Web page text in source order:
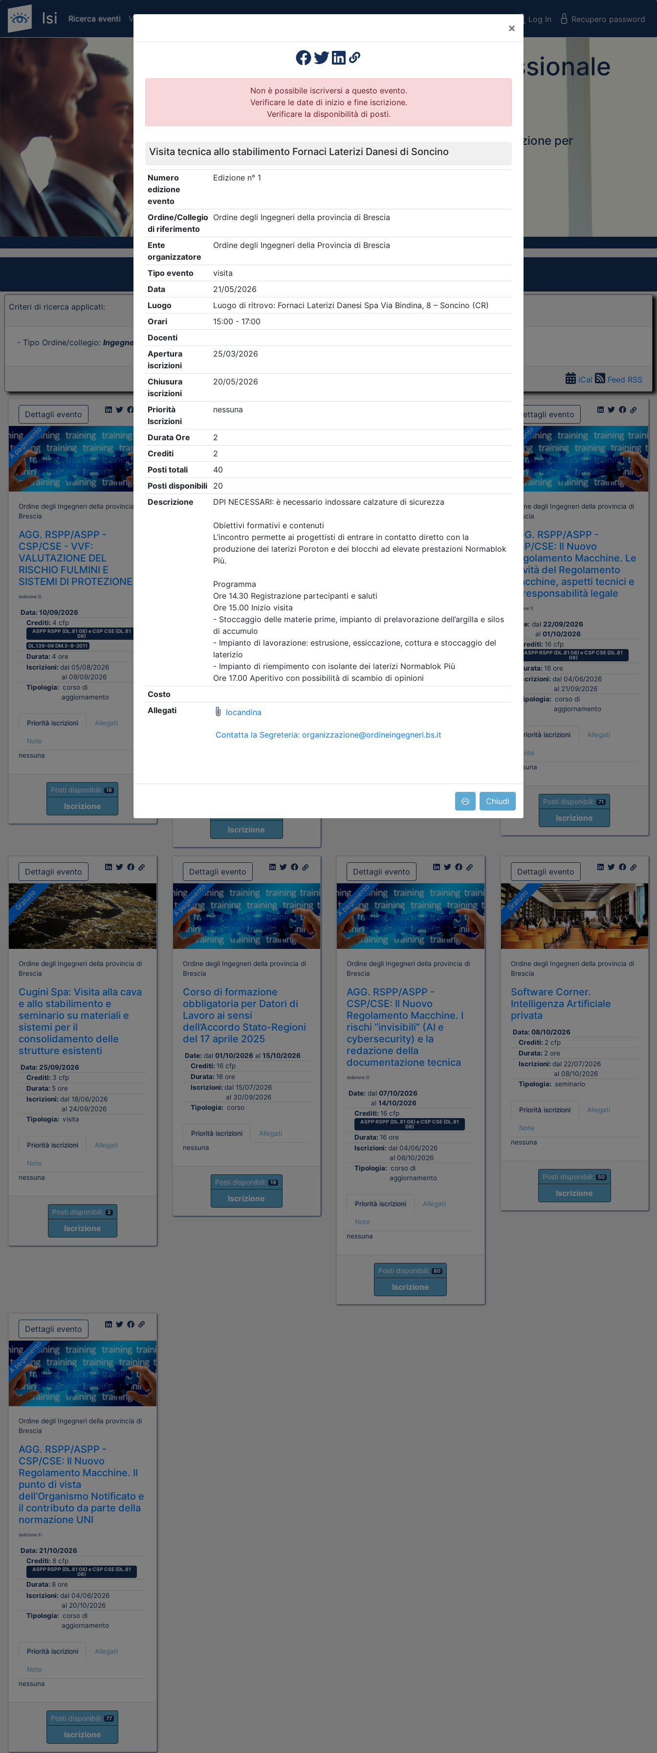
×
Chiudi
Ricerca eventi Verifica attestato di presenza Log In Recupero password
Formazione Professionale
Continua
Il portale della formazione per
Ordini e Collegi
Previous
Clicca qui - espandi la sezione dei filtri ricerca eventi
Criteri di ricerca applicati:
- Tipo Ordine/collegio: Ingegneri - Ordine:Brescia
iCal Feed RSS
Dettagli evento
A pagamento
Ordine degli Ingegneri della provincia di
Brescia
AGG. RSPP/ASPP -
CSP/CSE - VVF:
VALUTAZIONE DEL
RISCHIO FULMINI E
SISTEMI DI PROTEZIONE
(edizione 2)
Data: 10/09/2026
Crediti: 4 cfp
ASPP RSPP (DL.81 08) e CSP CSE (DL.81
08)
DL.139-06 DM.5-8-2011
Durata: 4 ore
Iscrizioni: dal 05/08/2026
al 09/09/2026
Tipologia: corso di
aggiornamento
Priorità iscrizioni Allegati
Note
nessuna
Posti disponibili: 18
Iscrizione
Dettagli evento
Gratuito
Ordine degli Ingegneri della provincia di
Rinforzo strutturale e
messa in sicurezza sismica
di capannoni prefabbricati
serbatoi: criteri di analisi,
progettazione e intervento
16/09/2026
Crediti:3 cfp
Durata:3 ore FAD Streaming
Iscrizioni:dal 23/07/2026
al 15/09/2026
Tipologia:
seminario
Priorità iscrizioni Allegati
organizzatore
Iscrizione
Gratuito
Ordine degli Ingegneri della provincia di
INTERSEZIONI A
ROTATORIA: GEOMETRIA,
Data:17/09/2026
Durata:4 ore
al 17/09/2026
Priorità iscrizioni Allegati
Dettagli evento
A pagamento
Ordine degli Ingegneri della provincia di
Brescia
AGG. RSPP/ASPP -
CSP/CSE: Il Nuovo
Regolamento Macchine. Le
novità del Regolamento
macchine, aspetti tecnici e
di responsabilità legale
(edizione 1)
Date: dal 22/09/2026
al 01/10/2026
Crediti: 16 cfp
ASPP RSPP (DL.81 08) e CSP CSE (DL.81
08)
Durata: 16 ore
Iscrizioni: dal 04/06/2026
al 21/09/2026
Tipologia: corso di
aggiornamento
Priorità iscrizioni Allegati
Note
nessuna
Posti disponibili: 71
Iscrizione
Dettagli evento
Gratuito
Ordine degli Ingegneri della provincia di
Brescia
Cugini Spa: Visita alla cava
e allo stabilimento e
seminario su materiali e
sistemi per il
consolidamento delle
strutture esistenti
Data: 25/09/2026
Crediti: 3 cfp
Durata: 5 ore
Iscrizioni: dal 18/06/2026
al 24/09/2026
Tipologia: visita
Priorità iscrizioni Allegati
Note
nessuna
Posti disponibili: 2
Iscrizione
Dettagli evento
A pagamento
Ordine degli Ingegneri della provincia di
Brescia
Corso di formazione
obbligatoria per Datori di
Lavoro ai sensi
dell’Accordo Stato-Regioni
del 17 aprile 2025
Date: dal 01/10/2026al 15/10/2026
Crediti: 16 cfp
Durata: 16 ore
Iscrizioni: dal 15/07/2026
al 30/09/2026
Tipologia: corso
Priorità iscrizioni
Allegati
nessuna
Posti disponibili: 19
Iscrizione
Dettagli evento
A pagamento
Ordine degli Ingegneri della provincia di
Brescia
AGG. RSPP/ASPP -
CSP/CSE: Il Nuovo
Regolamento Macchine. I
rischi “invisibili” (AI e
cybersecurity) e la
redazione della
documentazione tecnica
(edizione 2)
Date: dal 07/10/2026
al14/10/2026
Crediti: 16 cfp
ASPP RSPP (DL.81 08) e CSP CSE (DL.81
08)
Durata: 16 ore
Iscrizioni: dal 04/06/2026
al 06/10/2026
Tipologia: corso di
aggiornamento
Priorità iscrizioni Allegati
Note
nessuna
Posti disponibili: 80
Iscrizione
Dettagli evento
Gratuito
Ordine degli Ingegneri della provincia di
Brescia
Software Corner.
Intelligenza Artificiale
privata
Data: 08/10/2026
Crediti: 2 cfp
Durata: 2 ore
Iscrizioni: dal 22/07/2026
al 08/10/2026
Tipologia: seminario
Priorità iscrizioni Allegati
Note
nessuna
Posti disponibili: 50
Iscrizione
Dettagli evento
A pagamento
Ordine degli Ingegneri della provincia di
Brescia
AGG. RSPP/ASPP -
CSP/CSE: Il Nuovo
Regolamento Macchine. Il
punto di vista
dell’Organismo Notificato e
il contributo da parte della
normazione UNI
(edizione 3)
Data: 21/10/2026
Crediti: 8 cfp
ASPP RSPP (DL.81 08) e CSP CSE (DL.81
08)
Durata: 8 ore
Iscrizioni: dal 04/06/2026
al 20/10/2026
Tipologia: corso di
aggiornamento
Priorità iscrizioni Allegati
Note
nessuna
Posti disponibili: 77
Iscrizione